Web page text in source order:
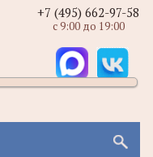
+7 (495) 662-97-58
с 9:00 до 19:00